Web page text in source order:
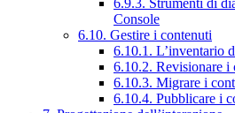
Console
6.10. Gestire i contenuti
6.10.1. L’inventario
6.10.2. Revisionare i
6.10.3. Migrare i
6.10.4. Pubblicare i